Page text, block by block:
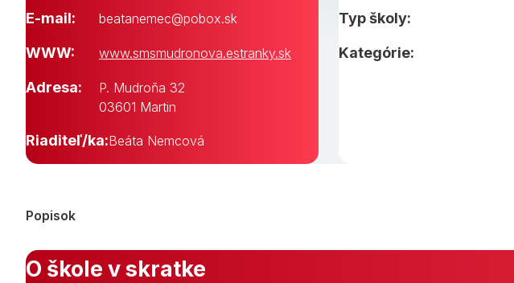
E-mail: beatanemec@pobox.sk
WWW: www.smsmudronova.estranky.sk
Adresa:
P. Mudroňa 32
03601 Martin
Riaditeľ/ka:Beáta Nemcová
Typ školy:
Kategórie:
Popisok
O škole v skratke